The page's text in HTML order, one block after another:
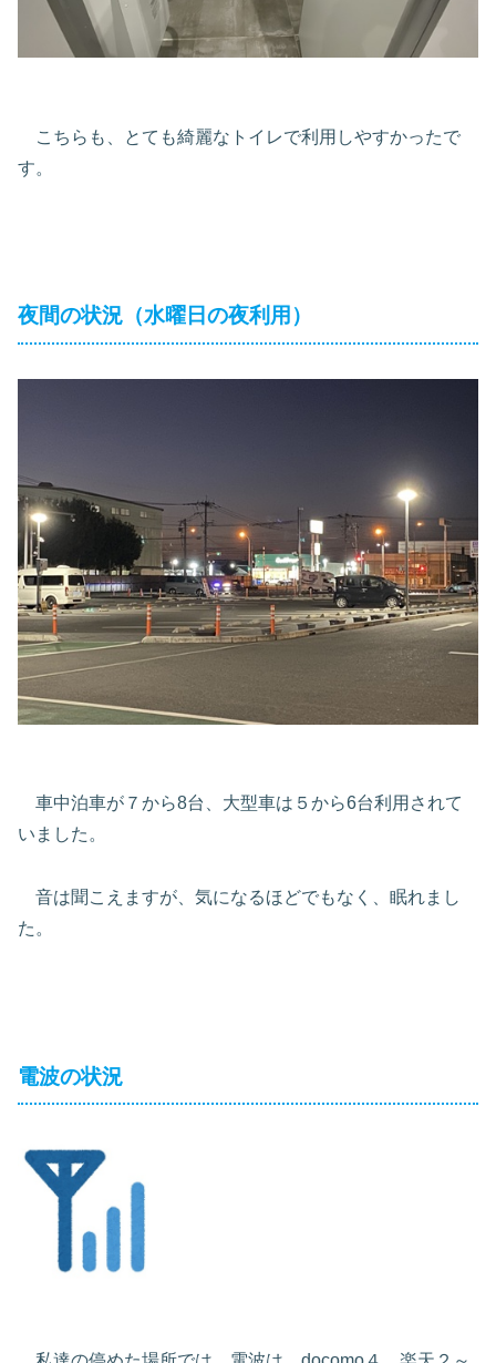
こちらも、とても綺麗なトイレで利用しやすかったで
す。
夜間の状況（水曜日の夜利用）
車中泊車が７から8台、大型車は５から6台利用されて
いました。
音は聞こえますが、気になるほどでもなく、眠れまし
た。
電波の状況